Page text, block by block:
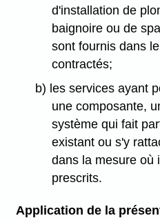
d'installation de
baignoire ou de
sont fournis dans
contractés;
b) les services ayant
une composante,
système qui fait
existant ou s'y
dans la mesure où
prescrits.
Application de la